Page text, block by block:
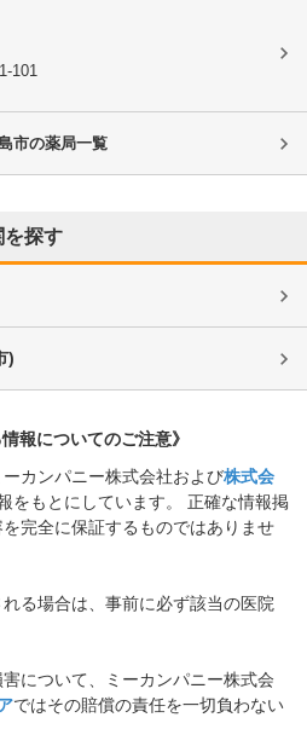
101
市の薬局一覧
を探す
)
報についてのご注意》
カンパニー株式会社および株式会
をもとにしています。 正確な情報掲
完全に保証するものではありませ
る場合は、事前に必ず該当の医院
について、ミーカンパニー株式会
ではその賠償の責任を一切負わない